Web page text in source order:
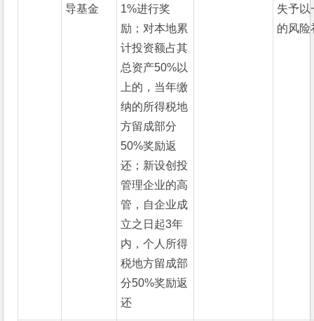
导基金
1%进行奖
励；对本地累
计投资额占其
总资产50%以
上的，当年缴
纳的所得税地
方留成部分
50%奖励返
还；新设创投
管理企业的高
管，自企业成
立之日起3年
内，个人所得
税地方留成部
分50%奖励返
还
失予以
的风险